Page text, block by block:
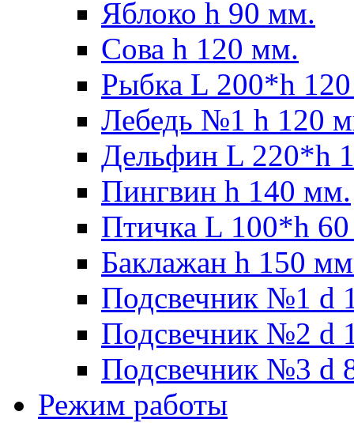
Яблоко h 90 мм.
Сова h 120 мм.
Рыбка L 200*h
Лебедь №1 h 120
Дельфин L 220*h
Пингвин h 140 мм.
Птичка L 100*h
Баклажан h 150
Подсвечник №1 d
Подсвечник №2 d
Подсвечник №3 d
Режим работы